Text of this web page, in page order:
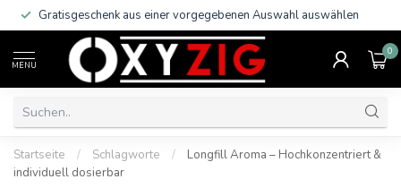
Gratisgeschenk aus einer vorgegebenen Auswahl auswählen
MENU
0
Startseite / Schlagworte /
Longfill Aroma – Hochkonzentriert &
individuell dosierbar